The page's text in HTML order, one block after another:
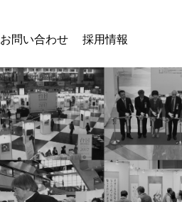
お問い合わせ 採用情報